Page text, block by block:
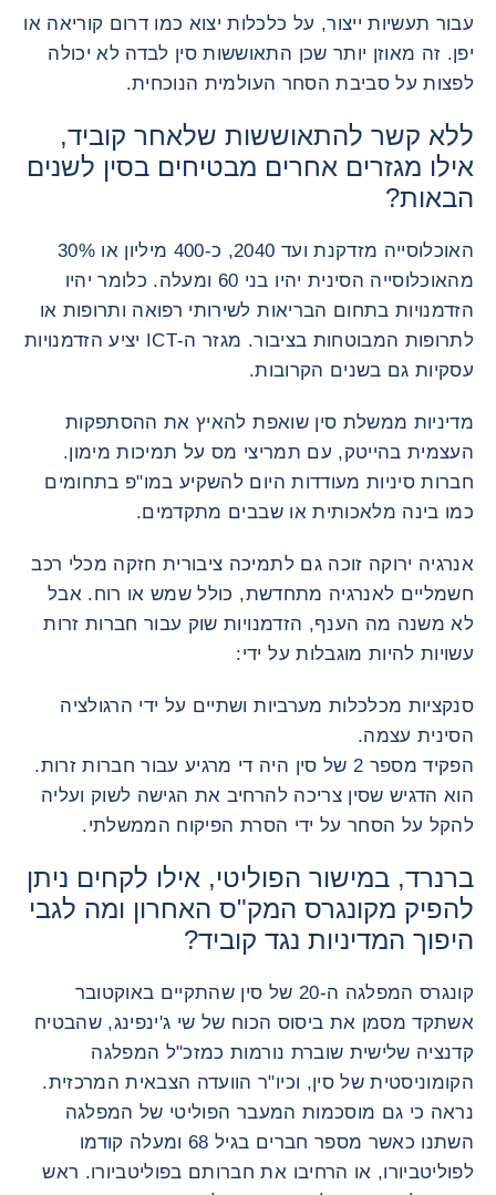
עבור תעשיות ייצור, על כלכלות יצוא כמו דרום קוריאה או
יפן. זה מאוזן יותר שכן התאוששות סין לבדה לא יכולה
לפצות על סביבת הסחר העולמית הנוכחית.
ללא קשר להתאוששות שלאחר קוביד,
אילו מגזרים אחרים מבטיחים בסין לשנים
הבאות?
האוכלוסייה מזדקנת ועד 2040, כ-400 מיליון או 30%
מהאוכלוסייה הסינית יהיו בני 60 ומעלה. כלומר יהיו
הזדמנויות בתחום הבריאות לשירותי רפואה ותרופות או
לתרופות המבוטחות בציבור. מגזר ה-ICT יציע הזדמנויות
עסקיות גם בשנים הקרובות.
מדיניות ממשלת סין שואפת להאיץ את ההסתפקות
העצמית בהייטק, עם תמריצי מס על תמיכות מימון.
חברות סיניות מעודדות היום להשקיע במו"פ בתחומים
כמו בינה מלאכותית או שבבים מתקדמים.
אנרגיה ירוקה זוכה גם לתמיכה ציבורית חזקה מכלי רכב
חשמליים לאנרגיה מתחדשת, כולל שמש או רוח. אבל
לא משנה מה הענף, הזדמנויות שוק עבור חברות זרות
עשויות להיות מוגבלות על ידי:
סנקציות מכלכלות מערביות ושתיים על ידי הרגולציה
הסינית עצמה.
הפקיד מספר 2 של סין היה די מרגיע עבור חברות זרות.
הוא הדגיש שסין צריכה להרחיב את הגישה לשוק ועליה
להקל על הסחר על ידי הסרת הפיקוח הממשלתי.
ברנרד, במישור הפוליטי, אילו לקחים ניתן
להפיק מקונגרס המק"ס האחרון ומה לגבי
היפוך המדיניות נגד קוביד?
קונגרס המפלגה ה-20 של סין שהתקיים באוקטובר
אשתקד מסמן את ביסוס הכוח של שי ג'ינפינג, שהבטיח
קדנציה שלישית שוברת נורמות כמזכ"ל המפלגה
הקומוניסטית של סין, וכיו"ר הוועדה הצבאית המרכזית.
נראה כי גם מוסכמות המעבר הפוליטי של המפלגה
השתנו כאשר מספר חברים בגיל 68 ומעלה קודמו
לפוליטביורו, או הרחיבו את חברותם בפוליטביורו. ראש